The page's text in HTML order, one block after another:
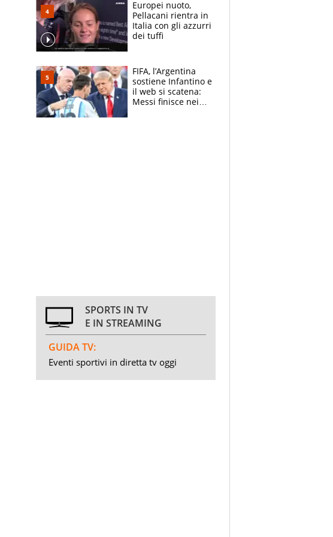
agli Europei
Europei nuoto,
Pellacani rientra in
Italia con gli azzurri
dei tuffi
FIFA, l’Argentina
sostiene Infantino e
il web si scatena:
Messi finisce nei
SPORTS IN TV
E IN STREAMING
GUIDA TV:
Eventi sportivi in diretta tv oggi